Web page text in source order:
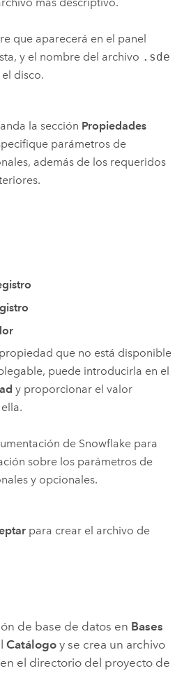
que aparecerá en el panel
y el nombre del archivo .sde
disco.
la sección Propiedades
parámetros de
además de los requeridos
que no está disponible
puede introducirla en el
y proporcionar el valor
de Snowflakepara
sobre los parámetros de
y opcionales.
para crear el archivo de
de base de datos en Bases
Catálogoy se crea un archivo
el directorio del proyecto de